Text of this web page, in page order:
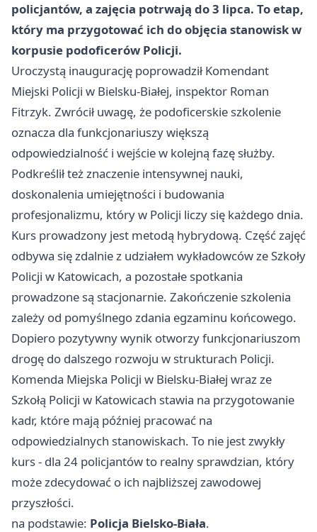
policjantów, a zajęcia potrwają do 3 lipca. To etap,
który ma przygotować ich do objęcia stanowisk w
korpusie podoficerów Policji.
Uroczystą inaugurację poprowadził Komendant
Miejski Policji w Bielsku-Białej, inspektor Roman
Fitrzyk. Zwrócił uwagę, że podoficerskie szkolenie
oznacza dla funkcjonariuszy większą
odpowiedzialność i wejście w kolejną fazę służby.
Podkreślił też znaczenie intensywnej nauki,
doskonalenia umiejętności i budowania
profesjonalizmu, który w Policji liczy się każdego dnia.
Kurs prowadzony jest metodą hybrydową. Część zajęć
odbywa się zdalnie z udziałem wykładowców ze Szkoły
Policji w Katowicach, a pozostałe spotkania
prowadzone są stacjonarnie. Zakończenie szkolenia
zależy od pomyślnego zdania egzaminu końcowego.
Dopiero pozytywny wynik otworzy funkcjonariuszom
drogę do dalszego rozwoju w strukturach Policji.
Komenda Miejska Policji w Bielsku-Białej wraz ze
Szkołą Policji w Katowicach stawia na przygotowanie
kadr, które mają później pracować na
odpowiedzialnych stanowiskach. To nie jest zwykły
kurs - dla 24 policjantów to realny sprawdzian, który
może zdecydować o ich najbliższej zawodowej
przyszłości.
na podstawie: Policja Bielsko-Biała.